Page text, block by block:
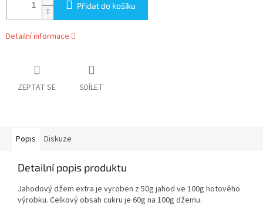
Přidat do košíku
Detailní informace
ZEPTAT SE SDÍLET
Popis Diskuze
Detailní popis produktu
Jahodový džem extra je vyroben z 50g jahod ve 100g hotového
výrobku. Celkový obsah cukru je 60g na 100g džemu.